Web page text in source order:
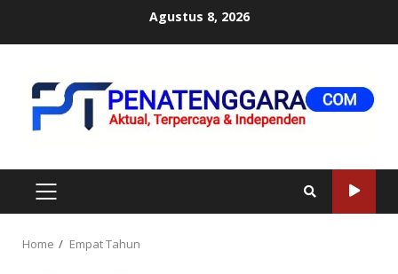
Agustus 8, 2026
PRIMARY
MENU
Home Empat Tahun